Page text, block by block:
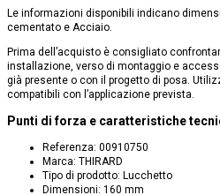
Le informazioni disponibili indicano
cementato e Acciaio.
Prima dell’acquisto è consigliato
installazione, verso di montaggio e
già presente o con il progetto di posa.
compatibili con l’applicazione prevista.
Punti di forza e caratteristiche
Referenza: 00910750
Marca: THIRARD
Tipo di prodotto: Lucchetto
Dimensioni: 160 mm